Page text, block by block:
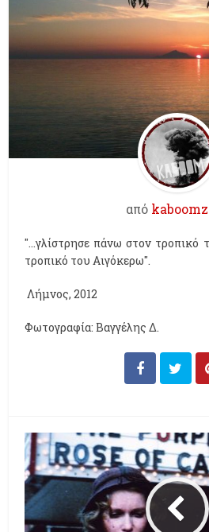
από
"...γλίστρησε πάνω στον τροπικό
τροπικό του Αιγόκερω".
Λήμνος, 2012
Φωτογραφία: Βαγγέλης Δ.